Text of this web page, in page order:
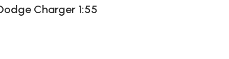
Charger 1:55